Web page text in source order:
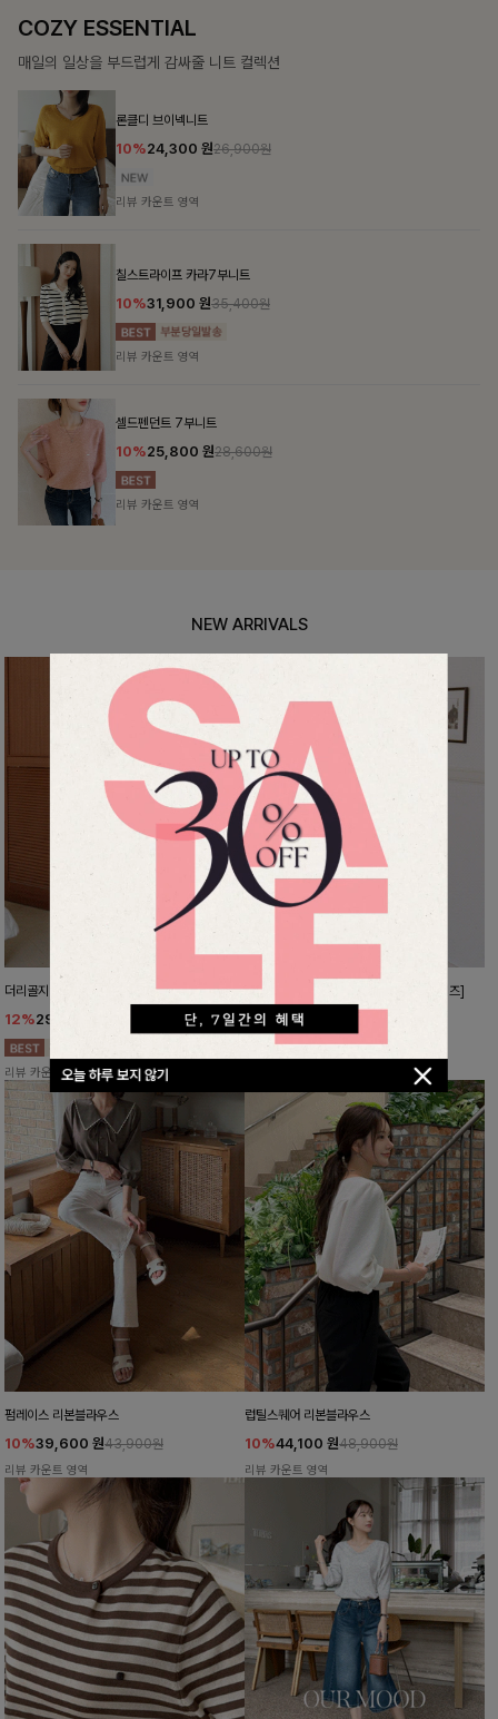
오늘 하루 보지 않기
NEW ARRIVALS
더리골지 카라니트
12%29,900
리뷰 카운트 영역
강력한편안함 와이드슬랙스[FREE,L사이즈]
10% 37,800
리뷰 카운트 영역
펌레이스 리본블라우스
10%39,600 원43,900원
리뷰 카운트 영역
럽틸스퀘어 리본블라우스
10%44,100 원48,900원
리뷰 카운트 영역